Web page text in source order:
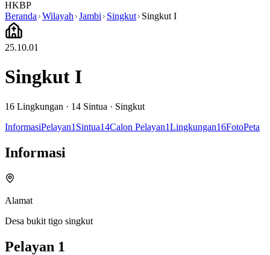
HKBP
Beranda Wilayah Jambi Singkut Singkut I
25.10.01
Singkut I
16 Lingkungan · 14 Sintua · Singkut
InformasiPelayan1 Sintua14Calon Pelayan1Lingkungan16FotoPeta
Informasi
Alamat
Desa bukit tigo singkut
Pelayan 1